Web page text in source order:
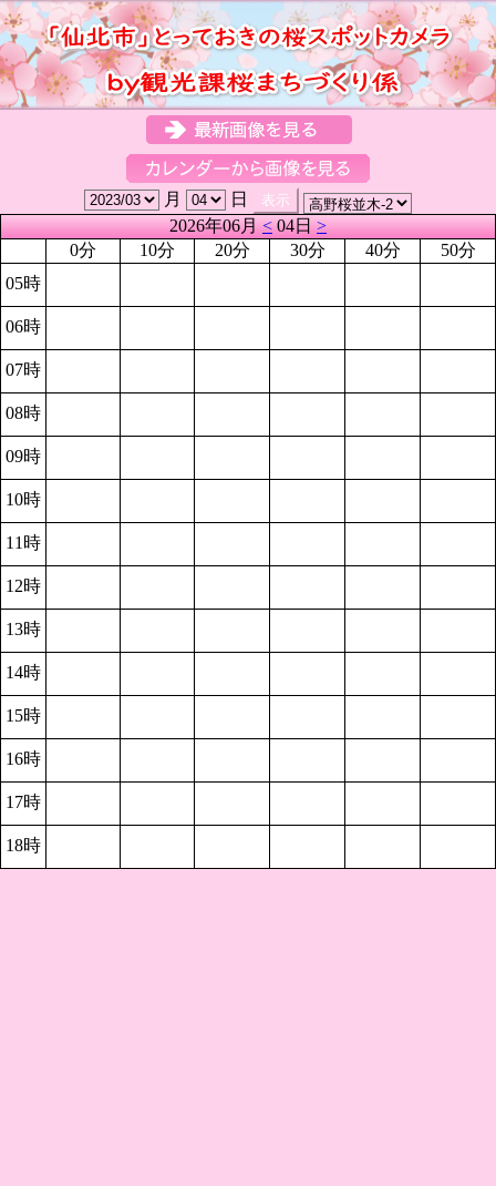
月
日
2026年06月<04日>
0分
10分 20分 30分 40分
50分
05時
06時
07時
08時
09時
10時
11時
12時
13時
14時
15時
16時
17時
18時